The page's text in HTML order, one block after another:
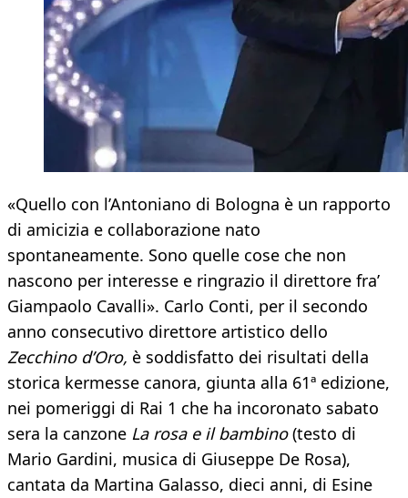
«Quello con l’Antoniano di Bologna è un rapporto
di amicizia e collaborazione nato
spontaneamente. Sono quelle cose che non
nascono per interesse e ringrazio il direttore fra’
Giampaolo Cavalli». Carlo Conti, per il secondo
anno consecutivo direttore artistico dello
Zecchino d’Oro, è soddisfatto dei risultati della
storica kermesse canora, giunta alla 61ª edizione,
nei pomeriggi di Rai 1 che ha incoronato sabato
sera la canzone La rosa e il bambino(testo di
Mario Gardini, musica di Giuseppe De Rosa),
cantata da Martina Galasso, dieci anni, di Esine